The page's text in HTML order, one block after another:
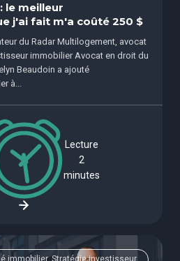
le meilleur
j'ai fait m'a coûté 250 $
du Radar Multilogement, avocat
immobilier Avocat en droit du
Beaudoin a ajouté
à...
Lecture
2
minutes